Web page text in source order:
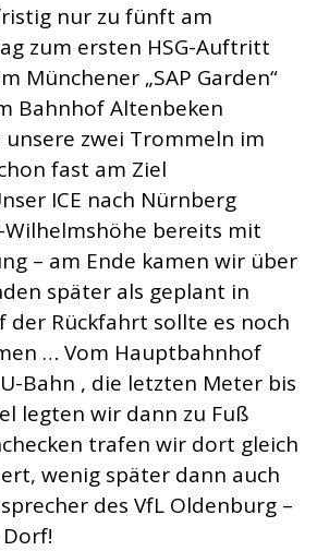
nur zu fünft am
zum ersten HSG-Auftritt
Münchener „SAP Garden“
Bahnhof Altenbeken
zwei Trommeln im
fast am Ziel
ICE nach Nürnberg
Wilhelmshöhe bereits mit
– am Ende kamen wir über
später als geplant in
der Rückfahrt sollte es noch
… Vom Hauptbahnhof
Bahn , die letzten Meter bis
legten wir dann zu Fuß
trafen wir dort gleich
wenig später dann auch
des VfL Oldenburg –